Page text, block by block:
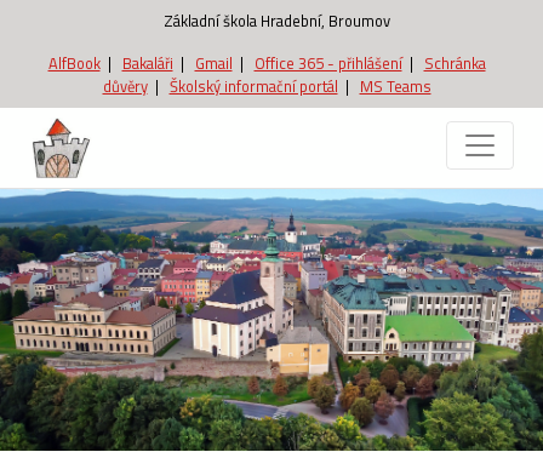
Základní škola Hradební, Broumov
AlfBook| Bakaláři | Gmail | Office 365 - přihlášení| Schránka
důvěry| Školský informační portál | MS Teams